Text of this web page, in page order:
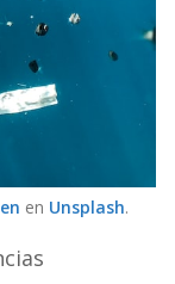
en Unsplash.